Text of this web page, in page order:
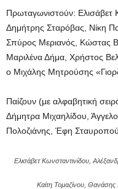
Πρωταγωνιστούν: Ελισάβετ
Δημήτρης Σταρόβας, Νίκη
Σπύρος Μεριανός, Κώστας
Μαριλένα Δήμα, Χρήστος
ο Μιχάλης Μητρούσης
Παίζουν (με αλφαβητική
Δήμητρα Μιχαηλίδου,
Πολοζιάνης, Έφη
Ελισάβετ Κωνσταντινίδου,
Καίτη Τομαζίνου, Θανάσης